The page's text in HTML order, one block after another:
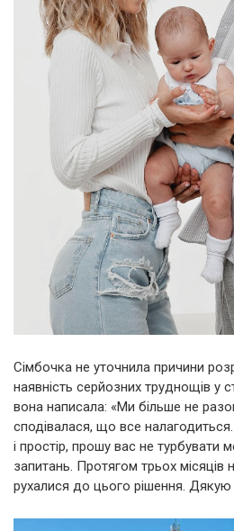
Сімбочка не уточнила причини
наявність серйозних труднощів у
вона написала: «Ми більше не
сподівалася, що все
і простір, прошу вас не турбувати
запитань. Протягом трьох місяців
рухалися до цього рішення. Дякую